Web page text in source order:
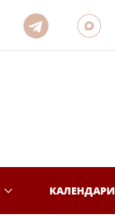
КАЛЕНДАРИ